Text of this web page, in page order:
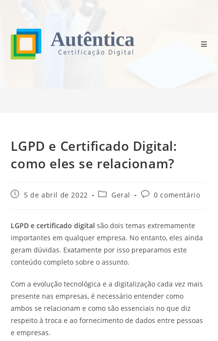
LGPD e Certificado Digital:
como eles se relacionam?
Post5 de abril de 2022
Categoria
Geral
Comentários
0 comentário
LGPD e certificado digital são dois temas extremamente
importantes em qualquer empresa. No entanto, eles ainda
geram dúvidas. Exatamente por isso preparamos este
conteúdo completo sobre o assunto.
Com a evolução tecnológica e a digitalização cada vez mais
presente nas empresas, é necessário entender como
ambos se relacionam e como são essenciais no que diz
respeito à troca e ao fornecimento de dados entre pessoas
e empresas.